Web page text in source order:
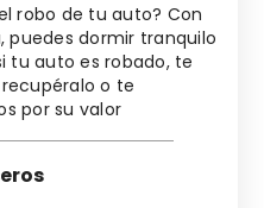
robo de tu auto? Con
puedes dormir tranquilo
tu auto es robado, te
o te
por su valor